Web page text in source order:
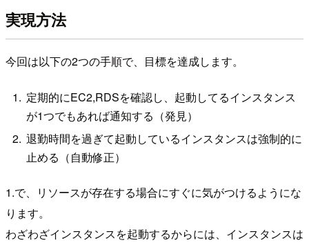
実現方法
今回は以下の2つの手順で、目標を達成します。
定期的にEC2,RDSを確認し、起動してるインスタンス
が1つでもあれば通知する（発見）
退勤時間を過ぎて起動しているインスタンスは強制的に
止める（自動修正）
1.で、リソースが存在する場合にすぐに気がつけるようにな
ります。
わざわざインスタンスを起動するからには、インスタンスは